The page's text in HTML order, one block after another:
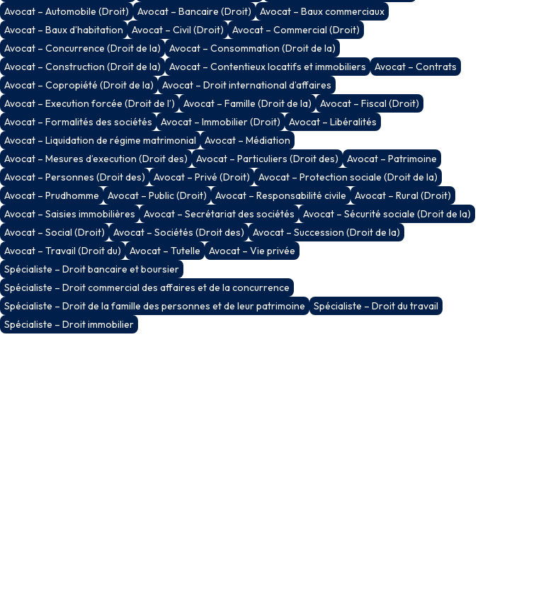
Avocat – Automobile (Droit)
Avocat – Bancaire (Droit)
Avocat – Baux commerciaux
Avocat – Baux d’habitation
Avocat – Civil (Droit)
Avocat – Commercial (Droit)
Avocat – Concurrence (Droit de la)
Avocat – Consommation (Droit de la)
Avocat – Construction (Droit de la)
Avocat – Contentieux locatifs et immobiliers
Avocat – Contrats
Avocat – Copropiété (Droit de la)
Avocat – Droit international d’affaires
Avocat – Execution forcée (Droit de l’)
Avocat – Famille (Droit de la)
Avocat – Fiscal (Droit)
Avocat – Formalités des sociétés
Avocat – Immobilier (Droit)
Avocat – Libéralités
Avocat – Liquidation de régime matrimonial
Avocat – Médiation
Avocat – Mesures d’execution (Droit des)
Avocat – Particuliers (Droit des)
Avocat – Patrimoine
Avocat – Personnes (Droit des)
Avocat – Privé (Droit)
Avocat – Protection sociale (Droit de la)
Avocat – Prudhomme
Avocat – Public (Droit) Avocat – Responsabilité civile
Avocat – Rural (Droit)
Avocat – Saisies immobilières
Avocat – Secrétariat des sociétés
Avocat – Sécurité sociale (Droit de la)
Avocat – Social (Droit)
Avocat – Sociétés (Droit des)
Avocat – Succession (Droit de la)
Avocat – Travail (Droit du)
Avocat – Tutelle
Avocat – Vie privée
Spécialiste – Droit bancaire et boursier
Spécialiste – Droit commercial des affaires et de la concurrence
Spécialiste – Droit de la famille des personnes et de leur patrimoine
Spécialiste – Droit du travail
Spécialiste – Droit immobilier